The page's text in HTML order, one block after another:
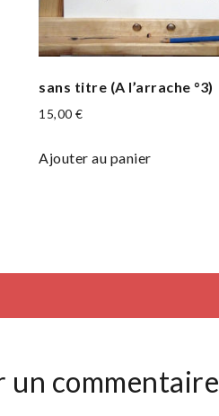
sans titre (A l’arrache °3)
15,00€
Ajouter au panier
un commentaire